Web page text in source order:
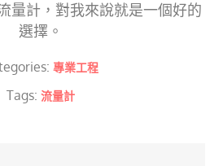
量計，對我來說就是一個好的
選擇。
專業工程
Tags: 流量計